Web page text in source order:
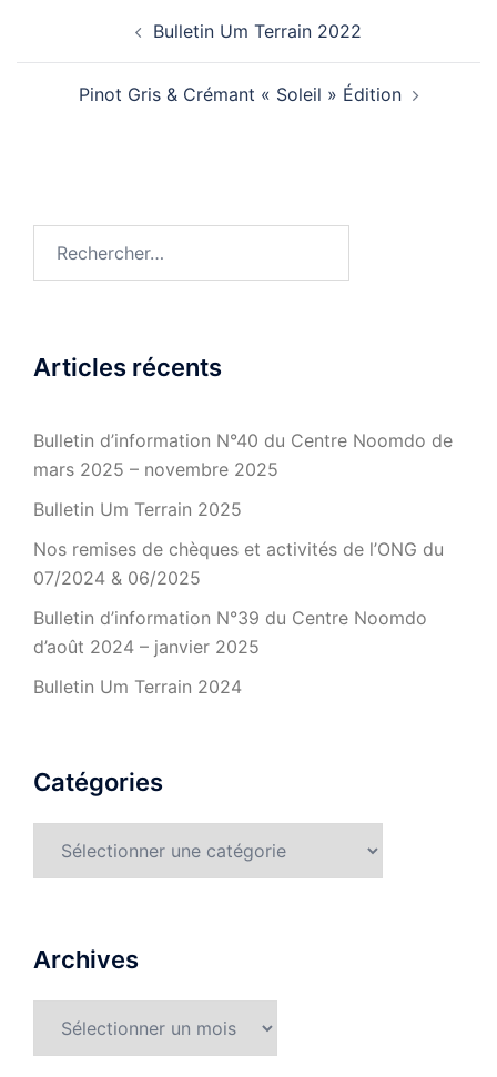
Bulletin Um Terrain 2022
Pinot Gris & Crémant « Soleil » Édition
Articles récents
Bulletin d’information N°40 du Centre Noomdo de
mars 2025 – novembre 2025
Bulletin Um Terrain 2025
Nos remises de chèques et activités de l’ONG du
07/2024 & 06/2025
Bulletin d’information N°39 du Centre Noomdo
d’août 2024 – janvier 2025
Bulletin Um Terrain 2024
Catégories
Archives